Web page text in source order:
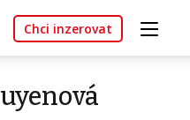
Chci inzerovat